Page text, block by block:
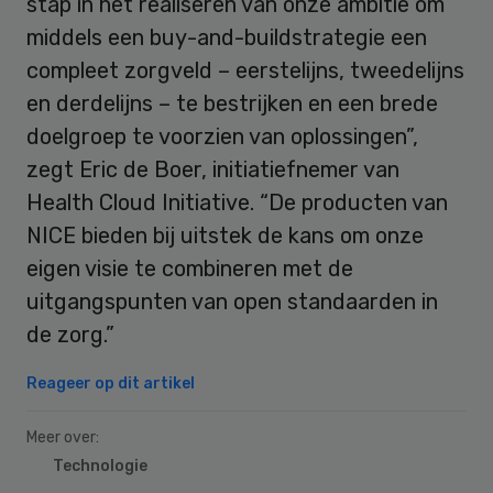
middels een buy-and-buildstrategie een
compleet zorgveld – eerstelijns, tweedelijns
en derdelijns – te bestrijken en een brede
doelgroep te voorzien van oplossingen”,
zegt Eric de Boer, initiatiefnemer van
Health Cloud Initiative. “De producten van
NICE bieden bij uitstek de kans om onze
eigen visie te combineren met de
uitgangspunten van open standaarden in
de zorg.”
Reageer op dit artikel
Meer over:
Technologie